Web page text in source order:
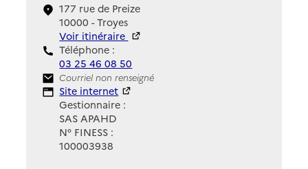
177 rue de Preize
10000 - Troyes
Voir itinéraire
Téléphone :
03 25 46 08 50
Contact
Courriel non renseigné
Site Internet
Site internet
Gestionnaire :
SAS APAHD
N° FINESS :
100003938